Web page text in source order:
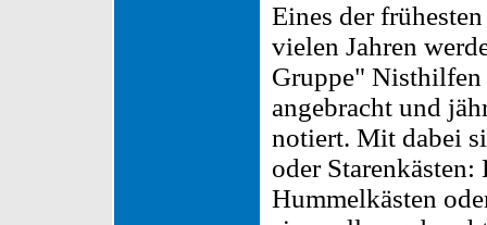
Eines der
vielen Jahren
Gruppe" Nisthilfen
angebracht und
notiert. Mit dabei
oder
Hummelkästen